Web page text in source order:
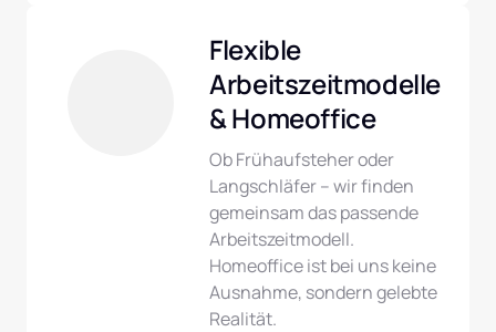
Flexible
Arbeitszeitmodelle
& Homeoffice
Ob Frühaufsteher oder
Langschläfer – wir finden
gemeinsam das passende
Arbeitszeitmodell.
Homeoffice ist bei uns keine
Ausnahme, sondern gelebte
Realität.